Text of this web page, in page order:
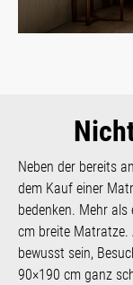
Neben der bereits
dem Kauf einer
bedenken. Mehr
cm breite Matratze.
bewusst sein,
90×190 cm ganz